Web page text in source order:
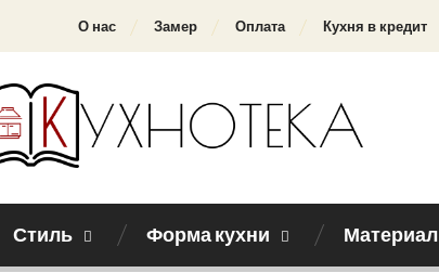
О нас Замер Оплата Кухня в кредит
Стиль Форма кухни Материал